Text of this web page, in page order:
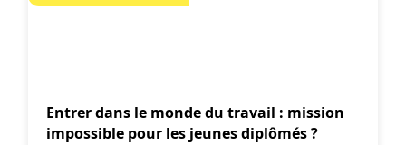
Entrer dans le monde du travail : mission
impossible pour les jeunes diplômés ?